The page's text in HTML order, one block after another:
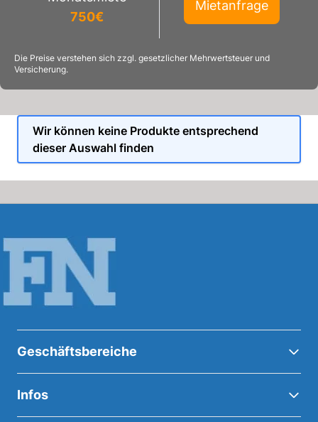
750€
Mietanfrage
Die Preise verstehen sich zzgl. gesetzlicher Mehrwertsteuer und
Versicherung.
Wir können keine Produkte entsprechend
dieser Auswahl finden
Geschäftsbereiche
Infos